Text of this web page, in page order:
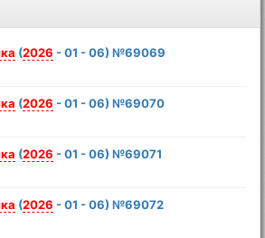
(2026 - 01 - 06) №69069
(2026 - 01 - 06) №69070
(2026 - 01 - 06) №69071
(2026 - 01 - 06) №69072